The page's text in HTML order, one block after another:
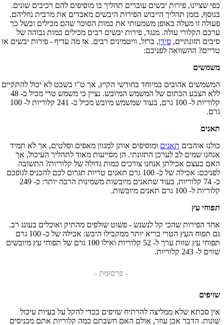
כפי שציינו, פירות יבשים עוברים תהליך בו מוסיפים להם רכיבים שונים.
בנוסף, בזמן תהליך הייבוש הפירות היבשים מאבדים את מרבית נוזליהם.
פעולה זו מעלה באופן משמעותי את כמות הסוכר שהם מכילים ובשל כך
ערכם הקלורי עולה. מנגד, פירות יבשים רבים מכילים כמות גבוהה של
סיבים תזונתיים, סידן, ברזל, וויטמינים רבים. אז מה עדיף - פירות יבשים או
טריים? ההשוואה לפניכם:
משמשים
המשמשים אהובים במיוחד בחודשי הקיץ, אך ט"ו בשבט לא יכול להתקיים
ללא הצבע הכתום של המשמש המיובש. נציין כי משמש טרי מכיל כ- 48
קלוריות ל- 100 גרם, בעוד שמשמש מיובש מכיל כ- 241 קלוריות ל- 100
גרם.
תאנים
כולנו אוהבים תאנים ומוסיפים אותן למגוון מאפים וסלטים, אך לא תמיד
אנחנו שמים לב לערכן התזונתי. הן מסייעות מאוד לתהליך העיכול, אך
האם בעצם אכילתן אנחנו צורכים כמות גדולה של קלוריות? התשובה
לפניכם: אכילה של כ- 100 גרם תאנים טריות תגרום לכם להכניס לגופכם
כ- 74 קלוריות, בעוד שתאנים מיובשות משמינות הרבה יותר: כ- 249
קלוריות ל- 100 גרם תאנים מיובשות.
תפוחי עץ
אחד הפירות שהכי קל לנשנש - פשוט שולפים מהתיק ואוכלים בעונג רב.
גם תפוח העץ הטרי בריא יותר ממקבילו היבש: אכילה של כ- 100 גרם
תפוחי עץ שוות ערך ל- 52 קלוריות ואילו 100 גרם של תפוחי עץ מיובשים
שווים ל- 243 קלוריות.
- פרסומת -
שזיפים
אין סבתא שלא ממליצה להרתיח שזיפים בכדי להקל על בעיות עיכול
שונות. הדבר אכן עוזר, אולם האם חשבתם כמה קלוריות אתם מכניסים